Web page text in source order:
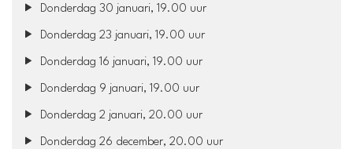
Donderdag 30 januari, 19.00 uur
Donderdag 23 januari, 19.00 uur
Donderdag 16 januari, 19.00 uur
Donderdag 9 januari, 19.00 uur
Donderdag 2 januari, 20.00 uur
Donderdag 26 december, 20.00 uur